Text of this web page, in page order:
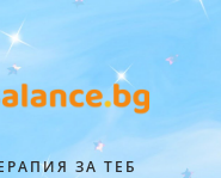
ЗА ТЕБ